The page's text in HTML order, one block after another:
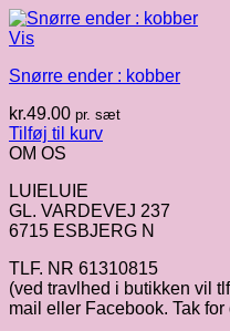
Vis
Snørre ender : kobber
kr.49.00 pr. sæt
Tilføj til kurv
OM OS
LUIELUIE
GL. VARDEVEJ 237
6715 ESBJERG N
TLF. NR 61310815
(ved travlhed i butikken vil
mail eller Facebook. Tak for